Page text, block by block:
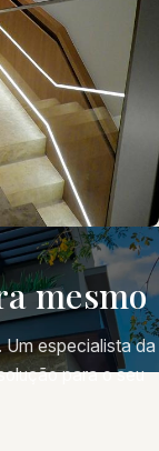
mesmo
Um especialista da
para o seu